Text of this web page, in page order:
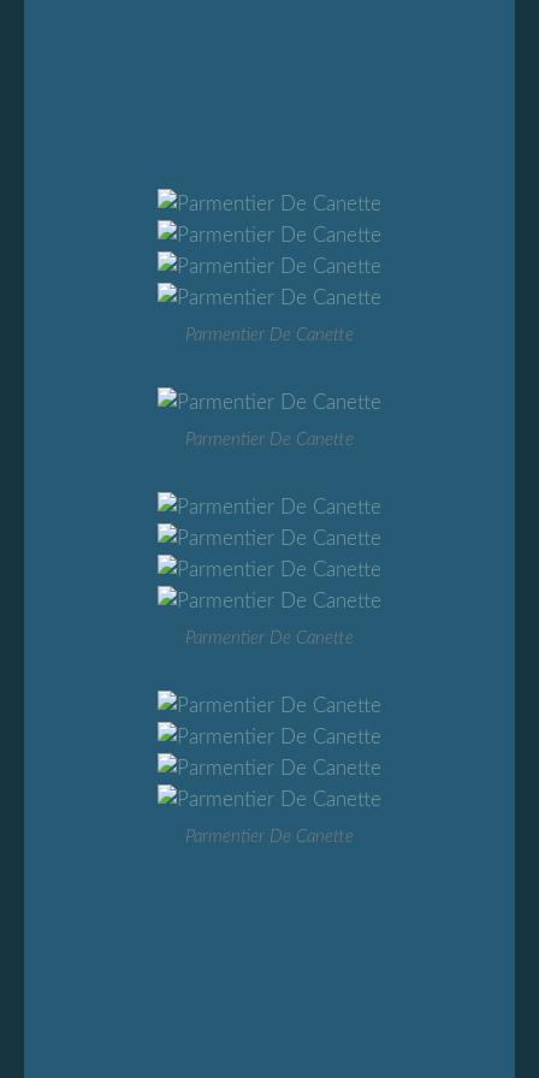
Parmentier De Canette
Parmentier De Canette
Parmentier De Canette
Parmentier De Canette